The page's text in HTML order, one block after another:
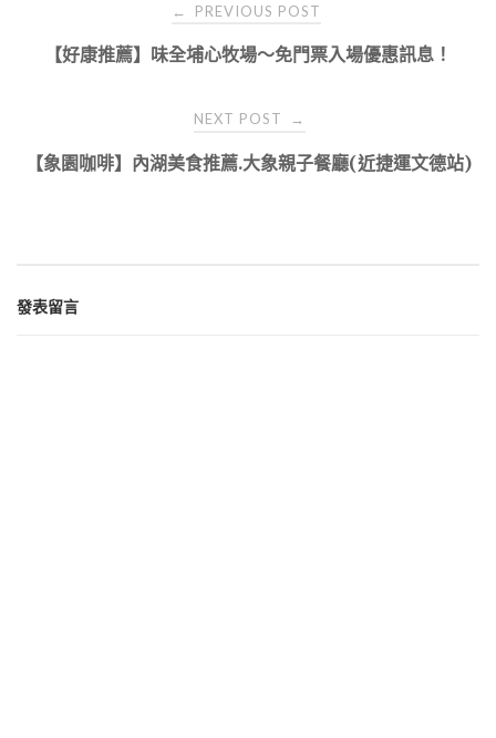
navigation
← PREVIOUS POST
【好康推薦】味全埔心牧場～免門票入場優惠訊息！
NEXT POST →
【象園咖啡】內湖美食推薦.大象親子餐廳(近捷運文德站)
發表留言